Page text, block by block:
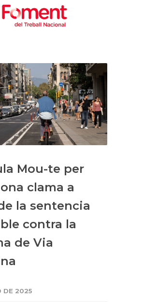
Mou-te per
clama a
la sentencia
contra la
de Via
DE 2025